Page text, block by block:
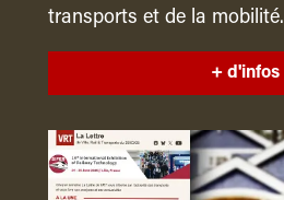
transports et de la mobilité.
+ d'infos